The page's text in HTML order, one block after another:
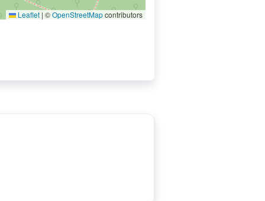
Leaflet | ©OpenStreetMapcontributors